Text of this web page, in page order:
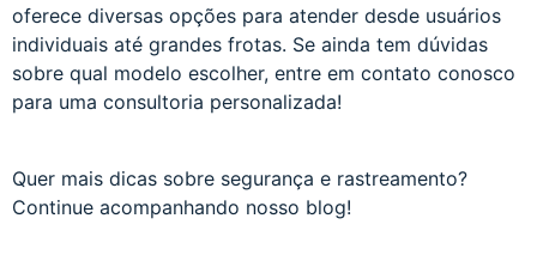
oferece diversas opções para atender desde usuários
individuais até grandes frotas. Se ainda tem dúvidas
sobre qual modelo escolher, entre em contato conosco
para uma consultoria personalizada!
Quer mais dicas sobre segurança e rastreamento?
Continue acompanhando nosso blog!